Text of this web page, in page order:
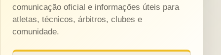
comunicação oficial e informações úteis para
atletas, técnicos, árbitros, clubes e
comunidade.